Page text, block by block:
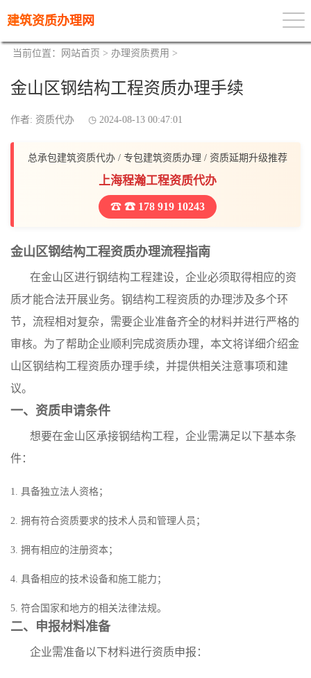
建筑资质办理网
当前位置： 网站首页 > 办理资质费用 >
金山区钢结构工程资质办理手续
作者: 资质代办 2024-08-13 00:47:01
总承包建筑资质代办 / 专包建筑资质办理 / 资质延期升级推荐
上海程瀚工程资质代办
☎ 178 919 10243
金山区钢结构工程资质办理流程指南
在金山区进行钢结构工程建设，企业必须取得相应的资
质才能合法开展业务。钢结构工程资质的办理涉及多个环
节，流程相对复杂，需要企业准备齐全的材料并进行严格的
审核。为了帮助企业顺利完成资质办理，本文将详细介绍金
山区钢结构工程资质办理手续，并提供相关注意事项和建
议。
一、资质申请条件
想要在金山区承接钢结构工程，企业需满足以下基本条
件：
1. 具备独立法人资格；
2. 拥有符合资质要求的技术人员和管理人员；
3. 拥有相应的注册资本；
4. 具备相应的技术设备和施工能力；
5. 符合国家和地方的相关法律法规。
二、申报材料准备
企业需准备以下材料进行资质申报：